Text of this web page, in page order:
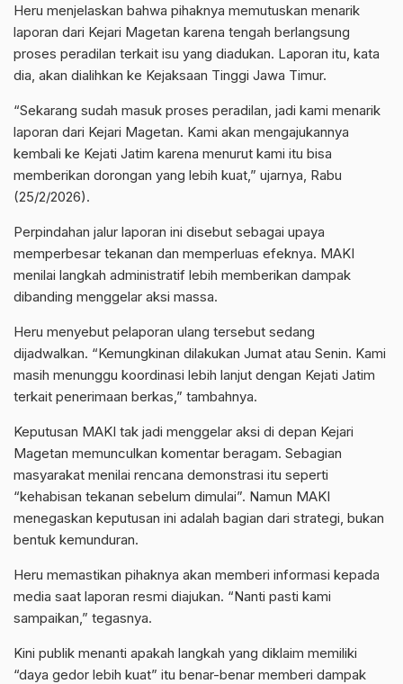
Heru menjelaskan bahwa pihaknya memutuskan menarik
laporan dari Kejari Magetan karena tengah berlangsung
proses peradilan terkait isu yang diadukan. Laporan itu, kata
dia, akan dialihkan ke Kejaksaan Tinggi Jawa Timur.
“Sekarang sudah masuk proses peradilan, jadi kami menarik
laporan dari Kejari Magetan. Kami akan mengajukannya
kembali ke Kejati Jatim karena menurut kami itu bisa
memberikan dorongan yang lebih kuat,” ujarnya, Rabu
(25/2/2026).
Perpindahan jalur laporan ini disebut sebagai upaya
memperbesar tekanan dan memperluas efeknya. MAKI
menilai langkah administratif lebih memberikan dampak
dibanding menggelar aksi massa.
Heru menyebut pelaporan ulang tersebut sedang
dijadwalkan. “Kemungkinan dilakukan Jumat atau Senin. Kami
masih menunggu koordinasi lebih lanjut dengan Kejati Jatim
terkait penerimaan berkas,” tambahnya.
Keputusan MAKI tak jadi menggelar aksi di depan Kejari
Magetan memunculkan komentar beragam. Sebagian
masyarakat menilai rencana demonstrasi itu seperti
“kehabisan tekanan sebelum dimulai”. Namun MAKI
menegaskan keputusan ini adalah bagian dari strategi, bukan
bentuk kemunduran.
Heru memastikan pihaknya akan memberi informasi kepada
media saat laporan resmi diajukan. “Nanti pasti kami
sampaikan,” tegasnya.
Kini publik menanti apakah langkah yang diklaim memiliki
“daya gedor lebih kuat” itu benar-benar memberi dampak